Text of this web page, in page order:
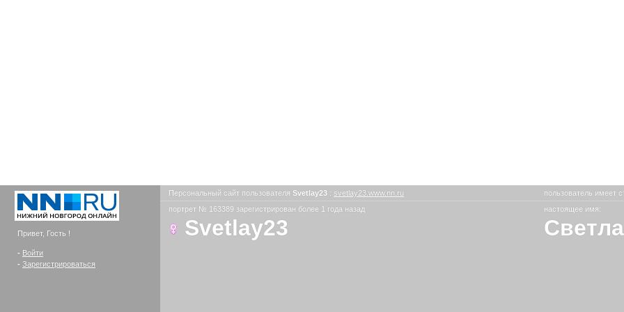
Привет, Гость !
- Войти
- Зарегистрироваться
Персональный сайт пользователя Svetlay23 : svetlay23.www.nn.ru пользователь имеет
портрет № 163389 зарегистрирован более 1 года назад
Svetlay23
настоящее имя: